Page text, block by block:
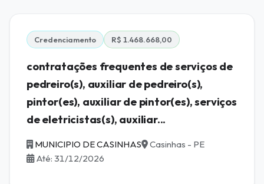
Credenciamento R$ 1.468.668,00
contratações frequentes de serviços de
pedreiro(s), auxiliar de pedreiro(s),
pintor(es), auxiliar de pintor(es), serviços
de eletricistas(s), auxiliar...
MUNICIPIO DE CASINHAS
Casinhas - PE
Até: 31/12/2026